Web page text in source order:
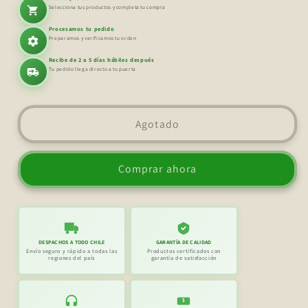
Ratan
Grande
M
Ratan
Grande
M
Selecciona tus productos y completa tu compra
Procesamos tu pedido
Preparamos y verificamos tu orden
Recibe de 2 a 5 días hábiles después
Tu pedido llega directo a tu puerta
Agotado
Comprar ahora
DESPACHOS A TODO CHILE
Envío seguro y rápido a todas las
regiones del país
GARANTÍA DE CALIDAD
Productos certificados con
garantía de satisfacción
$